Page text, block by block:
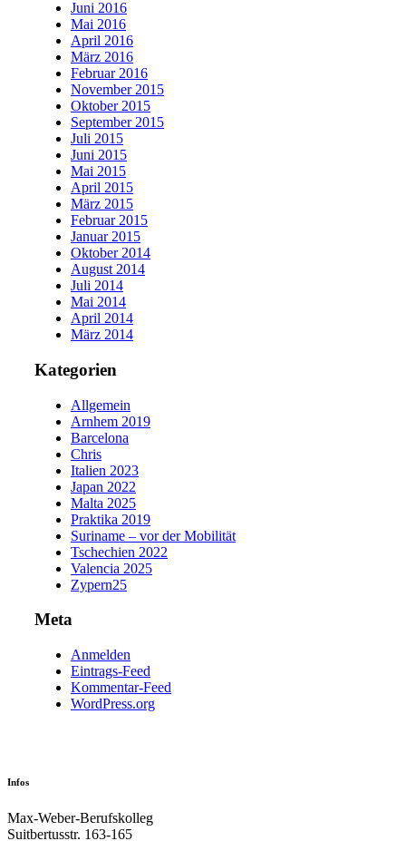
Juni 2016
Mai 2016
April 2016
März 2016
Februar 2016
November 2015
Oktober 2015
September 2015
Juli 2015
Juni 2015
Mai 2015
April 2015
März 2015
Februar 2015
Januar 2015
Oktober 2014
August 2014
Juli 2014
Mai 2014
April 2014
März 2014
Kategorien
Allgemein
Arnhem 2019
Barcelona
Chris
Italien 2023
Japan 2022
Malta 2025
Praktika 2019
Suriname – vor der Mobilität
Tschechien 2022
Valencia 2025
Zypern25
Meta
Anmelden
Eintrags-Feed
Kommentar-Feed
WordPress.org
Infos
Max-Weber-Berufskolleg
Suitbertusstr. 163-165